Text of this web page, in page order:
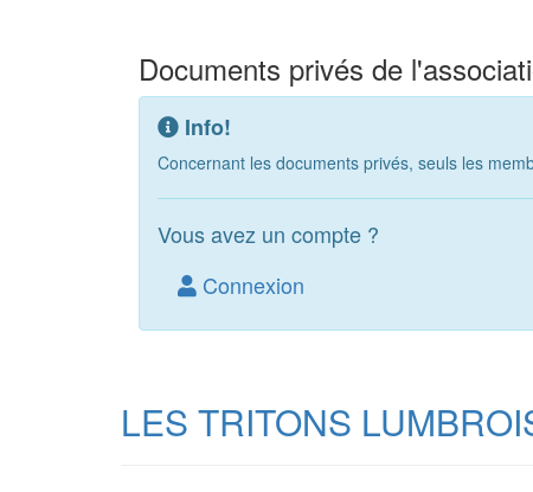
Documents privés de
Info!
Concernant les documents privés, seuls les
Vous avez un compte ?
Connexion
LES TRITONS